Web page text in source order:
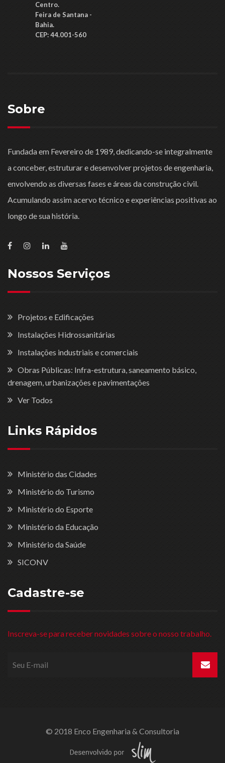
Centro.
Feira de Santana -
Bahia.
CEP: ​44.001-560
Sobre
Fundada em Fevereiro de 1989, dedicando-se integralmente
a conceber, estruturar e desenvolver projetos de engenharia,
envolvendo as diversas fases e áreas da construção civil.
Acumulando assim acervo técnico e experiências positivas ao
longo de sua história.
Nossos Serviços
Projetos e Edificações
Instalações Hidrossanitárias
Instalações industriais e comerciais
Obras Públicas: Infra-estrutura, saneamento básico,
drenagem, urbanizações e pavimentações
Ver Todos
Links Rápidos
Ministério das Cidades
Ministério do Turismo
Ministério do Esporte
Ministério da Educação
Ministério da Saúde
SICONV
Cadastre-se
Inscreva-se para receber novidades sobre o nosso trabalho.
© 2018 Enco Engenharia & Consultoria